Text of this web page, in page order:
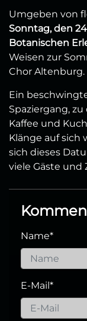
Umgeben von
Sonntag, den
Botanischen
Weisen zur
Chor Altenburg.
Ein
Spaziergang,
Kaffee und
Klänge auf sich
sich dieses
viele Gäste und
Name*
E-Mail*